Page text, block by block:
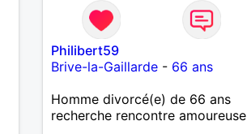
Philibert59
Brive-la-Gaillarde- 66 ans
Homme divorcé(e) de 66 ans
recherche rencontre amoureuse